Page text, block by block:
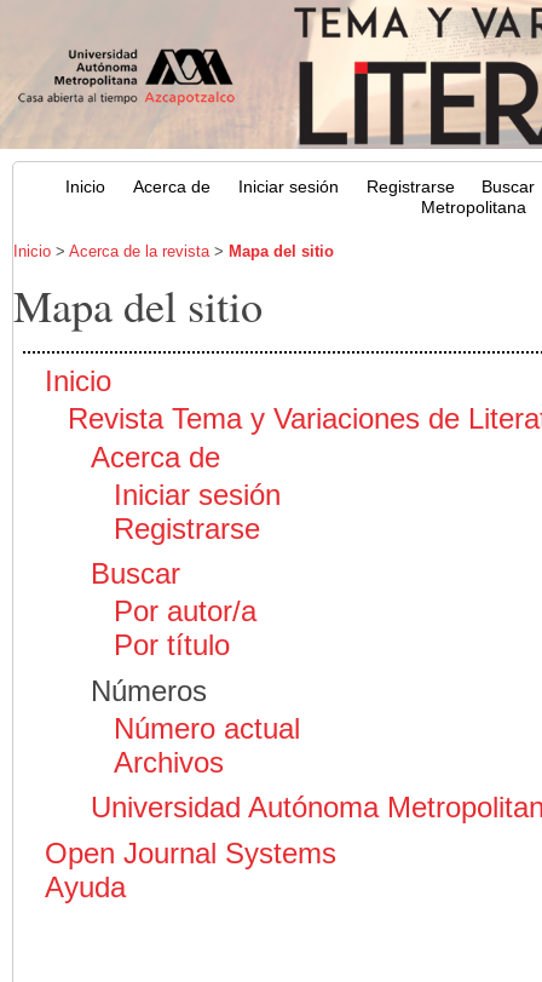
Inicio Acerca de Iniciar sesión Registrarse
Buscar
Metropolitana
Inicio> Acerca de la revista> Mapa del sitio
Mapa del sitio
Inicio
Revista Tema y Variaciones de
Acerca de
Iniciar sesión
Registrarse
Buscar
Por autor/a
Por título
Números
Número actual
Archivos
Universidad Autónoma
Open Journal Systems
Ayuda